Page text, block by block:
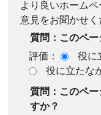
より良いホーム
意見をお聞かせく
質問：このペ
評価：
役に
役に立たな
質問：このペ
すか？